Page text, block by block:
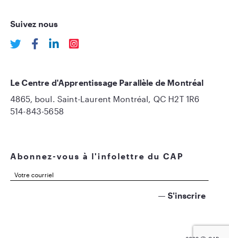
Suivez nous
Abonnez-vous à l'infolettre du CAP
Le Centre d'Apprentissage Parallèle de Montréal
4865, boul. Saint-Laurent Montréal, QC H2T 1R6
514-843-5658